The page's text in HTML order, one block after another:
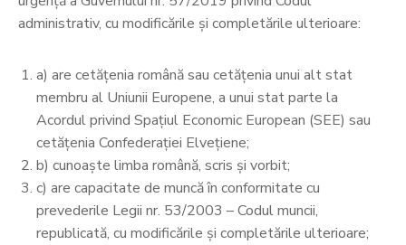
administrativ, cu modificările şi completările ulterioare:
a) are cetăţenia română sau cetăţenia unui alt stat
membru al Uniunii Europene, a unui stat parte la
Acordul privind Spaţiul Economic European (SEE) sau
cetăţenia Confederaţiei Elveţiene;
b) cunoaşte limba română, scris şi vorbit;
c) are capacitate de muncă în conformitate cu
prevederile Legii nr. 53/2003 – Codul muncii,
republicată, cu modificările şi completările ulterioare;